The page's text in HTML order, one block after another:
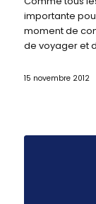
importante
moment de
de voyager et
15 novembre 2012